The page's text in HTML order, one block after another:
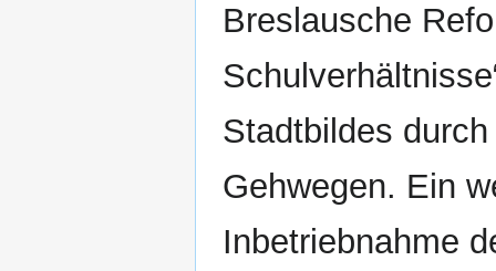
Breslausche
Stadtbildes
Gehwegen. Ein
Inbetriebnahme